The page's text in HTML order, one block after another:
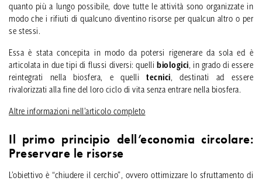
quanto più a lungo possibile, dove tutte le attività sono organizzate in
modo che i rifiuti di qualcuno diventino risorse per qualcun altro o per
se stessi.
Essa è stata concepita in modo da potersi rigenerare da sola ed è
articolata in due tipi di flussi diversi: quelli biologici, in grado di essere
reintegrati nella biosfera, e quellitecnici, destinati ad essere
rivalorizzati alla fine del loro ciclo di vita senza entrare nella biosfera.
Altre informazioni nell’articolo completo
Il primo principio dell’economia circolare:
Preservare le risorse
L’obiettivo è “chiudere il cerchio”, ovvero ottimizzare lo sfruttamento di